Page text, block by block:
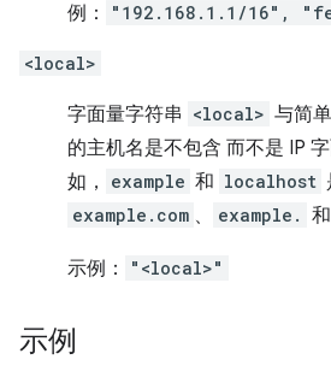
例：
"192.168.1.1/16",
<local>
字面量字符串 <local> 与简
的主机名是不包含 而不是 IP
如，
example 和 localhost
example.com 、 example. 和
示例： "<local>"
示例